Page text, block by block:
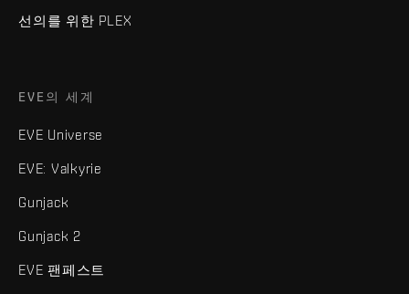
선의를 위한 PLEX
EVE의 세계
EVE Universe
EVE: Valkyrie
Gunjack
Gunjack 2
EVE 팬페스트